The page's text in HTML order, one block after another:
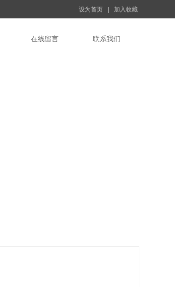
设为首页 加入收藏
在线留言 联系我们